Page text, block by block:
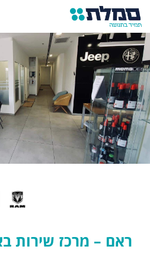
ראם – מרכז שירות